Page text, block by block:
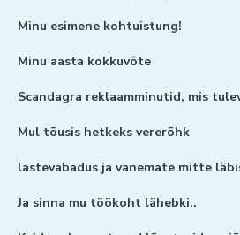
Minu esimene kohtuistung!
Minu aasta kokkuvõte
Scandagra reklaamminutid, mis
Mul tõusis hetkeks vererõhk
lastevabadus ja vanemate mitte
Ja sinna mu töökoht lähebki..